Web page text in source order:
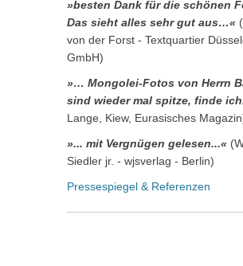
»besten Dank für die schönen
Das sieht alles sehr gut aus…«
von der Forst - Textquartier
GmbH)
»… Mongolei-Fotos von Herrn
sind wieder mal spitze, finde
Lange, Kiew, Eurasisches
»... mit Vergnügen gelesen...«
Siedler jr. - wjsverlag - Berlin)
Pressespiegel & Referenzen